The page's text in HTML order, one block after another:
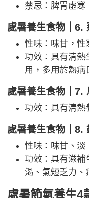
禁忌：脾胃虛寒
處暑養生食物｜6.
性味：味甘，性
功效：具有清熱
用，多用於熱病
處暑養生食物｜7.
功效：具有清熱
處暑養生食物｜8.
性味：味甘、淡
功效：具有滋補
渴、氣短乏力、
處暑節氣養生4